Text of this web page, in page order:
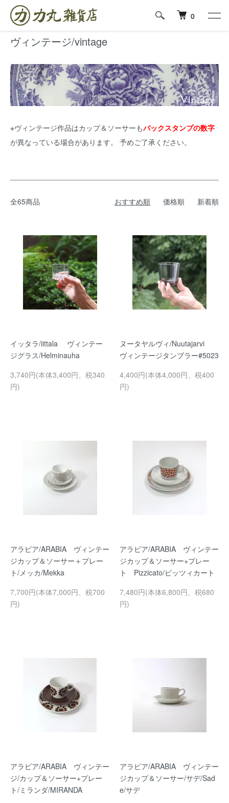
0
ホーム ヴィンテージ/vintage
ヴィンテージ/vintage
※ヴィンテージ作品はカップ＆ソーサーもバックスタンプの数字
が異なっている場合があります。 予めご了承ください。
全65商品 おすすめ順 価格順 新着順
イッタラ/iittala ヴィンテー
ジグラス/Helminauha
3,740円(本体3,400円、税340
円)
ヌータヤルヴィ/Nuutajarvi
ヴィンテージタンブラー#5023
4,400円(本体4,000円、税400
円)
アラビア/ARABIA ヴィンテー
ジカップ＆ソーサー＋プレー
ト/メッカ/Mekka
7,700円(本体7,000円、税700
円)
アラビア/ARABIA ヴィンテー
ジカップ＆ソーサー+プレー
ト Pizzicato/ピッツィカート
7,480円(本体6,800円、税680
円)
アラビア/ARABIA ヴィンテー
ジ/カップ＆ソーサー+プレー
ト/ミランダ/MIRANDA
アラビア/ARABIA ヴィンテー
ジカップ＆ソーサー/サデ/Sad
e/サデ